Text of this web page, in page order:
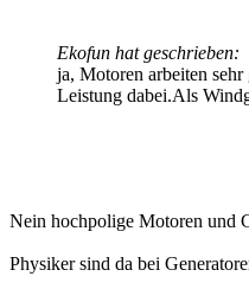
Ekofun hat geschrieben:
ja, Motoren arbeiten
Leistung dabei.Als
Nein hochpolige Motoren und
Physiker sind da bei